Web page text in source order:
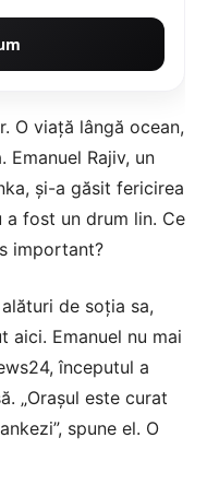
O viață lângă ocean,
Emanuel Rajiv, un
și-a găsit fericirea
a fost un drum lin. Ce
important?
de soția sa,
aici. Emanuel nu mai
începutul a
„Orașul este curat
spune el. O